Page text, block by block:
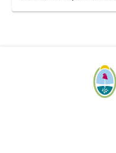
simultáneas y